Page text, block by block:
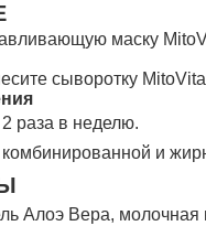
маску
сыворотку
раза в неделю.
и
Алоэ Вера, молочная